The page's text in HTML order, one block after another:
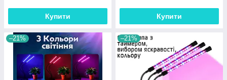
Купити Купити
–21% –21%